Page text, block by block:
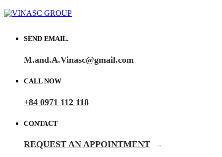
SEND EMAIL.
M.and.A.Vinasc@gmail.com
CALL NOW
+84 0971 112 118
CONTACT
REQUEST AN APPOINTMENT →